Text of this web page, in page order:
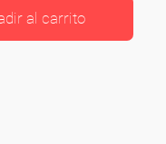
al carrito